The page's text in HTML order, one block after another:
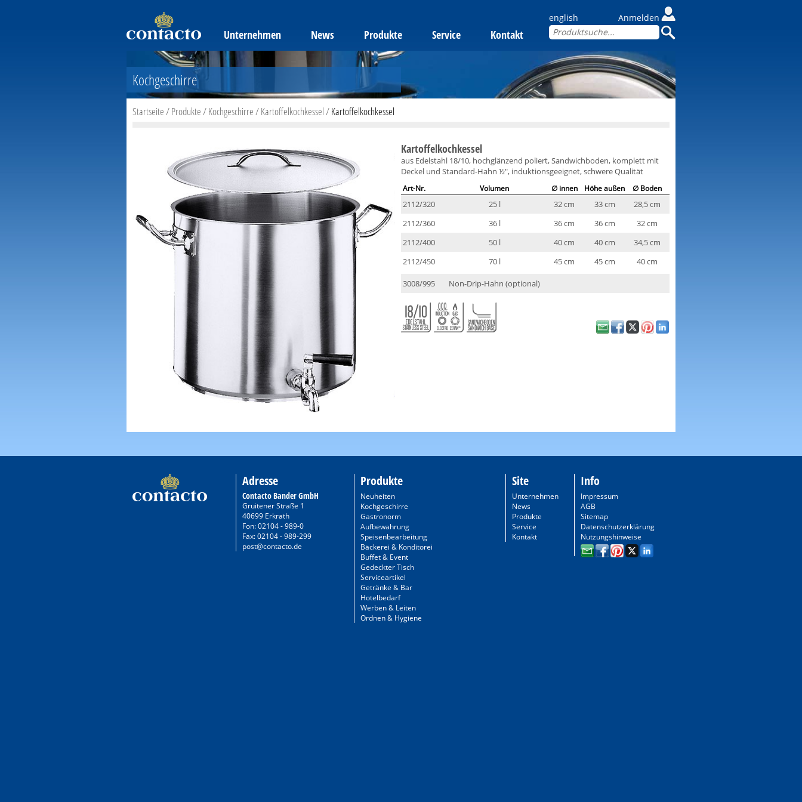
Unternehmen News Produkte Service Kontakt
english Anmelden
Kochgeschirre
Startseite/Produkte/Kochgeschirre/Kartoffelkochkessel/Kartoffelkochkessel
Kartoffelkochkessel
aus Edelstahl 18/10, hochglänzend poliert, Sandwichboden, komplett mit
Deckel und Standard-Hahn ½", induktionsgeeignet, schwere Qualität
Art-Nr. Volumen ∅ innen Höhe außen ∅ Boden
2112/320 25 l 32 cm 33 cm
28,5 cm
2112/360
36 l 36 cm 36 cm
32 cm
2112/400
50 l 40 cm 40 cm
34,5 cm
2112/450
70 l 45 cm 45 cm 40 cm
3008/995 Non-Drip-Hahn (optional)
Adresse
Contacto Bander GmbH
Gruitener Straße 1
40699 Erkrath
Fon: 02104 - 989-0
Fax: 02104 - 989-299
post@contacto.de
Produkte
Neuheiten
Kochgeschirre
Gastronorm
Aufbewahrung
Speisenbearbeitung
Bäckerei & Konditorei
Buffet & Event
Gedeckter Tisch
Serviceartikel
Getränke & Bar
Hotelbedarf
Werben & Leiten
Ordnen & Hygiene
Site
Unternehmen
News
Produkte
Service
Kontakt
Info
Impressum
AGB
Sitemap
Datenschutzerklärung
Nutzungshinweise